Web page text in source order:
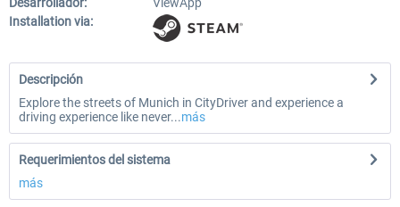
Installation via:
Descripción
Explore the streets of Munich in CityDriver and experience a
driving experience like never...más
Requerimientos del sistema
más